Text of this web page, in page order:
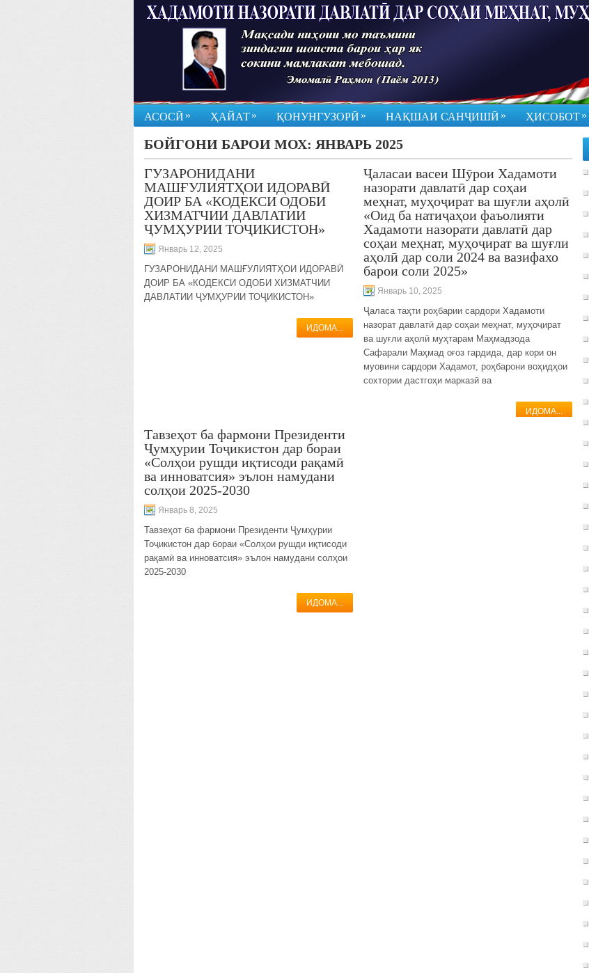
АСОСӢ » ҲАЙАТ» ҚОНУНГУЗОРӢ » НАҚШАИ САНҶИШӢ » ҲИСОБОТ»
БОЙГОНИ БАРОИ МОХ: ЯНВАРЬ 2025
ГУЗАРОНИДАНИ
МАШҒУЛИЯТҲОИ ИДОРАВӢ
ДОИР БА «КОДЕКСИ ОДОБИ
ХИЗМАТЧИИ ДАВЛАТИИ
ҶУМҲУРИИ ТОҶИКИСТОН»
Январь 12, 2025
ГУЗАРОНИДАНИ МАШҒУЛИЯТҲОИ ИДОРАВӢ
ДОИР БА «КОДЕКСИ ОДОБИ ХИЗМАТЧИИ
ДАВЛАТИИ ҶУМҲУРИИ ТОҶИКИСТОН»
ИДОМА...
Ҷаласаи васеи Шӯрои Хадамоти
назорати давлатӣ дар соҳаи
меҳнат, муҳоҷират ва шуғли аҳолӣ
«Оид ба натиҷаҳои фаъолияти
Хадамоти назорати давлатӣ дар
соҳаи меҳнат, муҳоҷират ва шуғли
аҳолӣ дар соли 2024 ва вазифахо
барои соли 2025»
Январь 10, 2025
Ҷаласа таҳти роҳбарии сардори Хадамоти
назорат давлатӣ дар соҳаи меҳнат, муҳоҷират
ва шуғли аҳолӣ муҳтарам Маҳмадзода
Сафарали Маҳмад оғоз гардида, дар кори он
муовини сардори Хадамот, роҳбарони воҳидҳои
сохтории дастгоҳи марказӣ ва
ИДОМА...
Тавзеҳот ба фармони Президенти
Ҷумҳурии Тоҷикистон дар бораи
«Солҳои рушди иқтисоди рақамӣ
ва инноватсия» эълон намудани
солҳои 2025-2030
Январь 8, 2025
Тавзеҳот ба фармони Президенти Ҷумҳурии
Тоҷикистон дар бораи «Солҳои рушди иқтисоди
рақамӣ ва инноватсия» эълон намудани солҳои
2025-2030
ИДОМА...